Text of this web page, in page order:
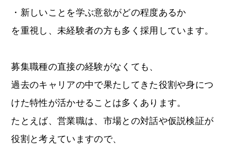
・新しいことを学ぶ意欲がどの程度あるか
を重視し、未経験者の方も多く採用しています。
募集職種の直接の経験がなくても、
過去のキャリアの中で果たしてきた役割や身につ
けた特性が活かせることは多くあります。
たとえば、営業職は、市場との対話や仮説検証が
役割と考えていますので、